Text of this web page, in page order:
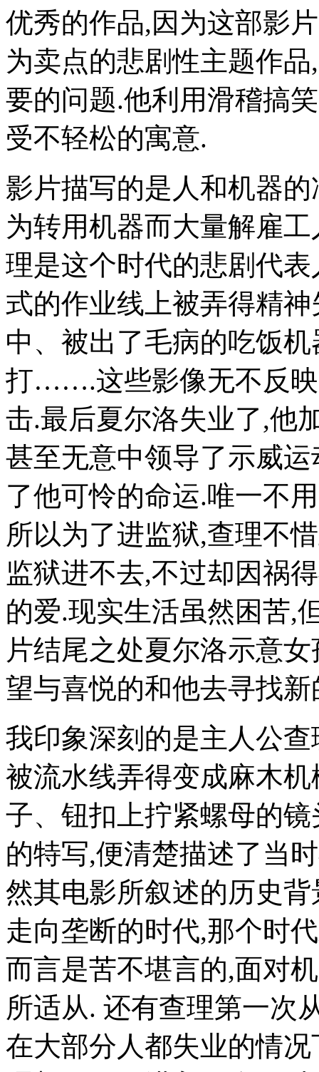
优秀的作品,因为这部影
为卖点的悲剧性主题作
要的问题.他利用滑稽搞
受不轻松的寓意.
影片描写的是人和机器
为转用机器而大量解雇
理是这个时代的悲剧代
式的作业线上被弄得精
中、被出了毛病的吃饭
打…….这些影像无不反映
击.最后夏尔洛失业了,他
甚至无意中领导了示威
了他可怜的命运.唯一不
所以为了进监狱,查理不
监狱进不去,不过却因祸
的爱.现实生活虽然困苦,
片结尾之处夏尔洛示意
望与喜悦的和他去寻找新
我印象深刻的是主人公
被流水线弄得变成麻木
子、钮扣上拧紧螺母的
的特写,便清楚描述了当
然其电影所叙述的历史
走向垄断的时代,那个时
而言是苦不堪言的,面对
所适从. 还有查理第一次
在大部分人都失业的情